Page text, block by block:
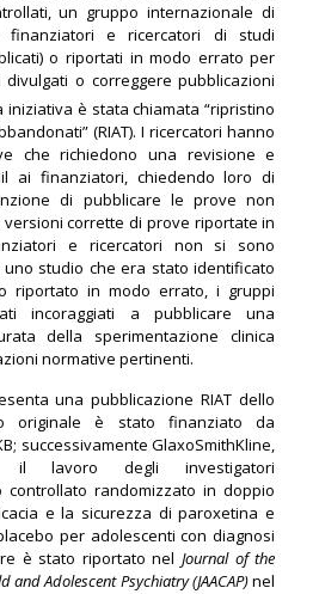
un gruppo internazionale di
finanziatori e ricercatori di studi
o riportati in modo errato per
o correggere pubblicazioni
iniziativa è stata chiamata “ripristino
(RIAT). I ricercatori hanno
che richiedono una revisione e
ai finanziatori, chiedendo loro di
di pubblicare le prove non
corrette di prove riportate in
e ricercatori non si sono
studio che era stato identificato
riportato in modo errato, i gruppi
incoraggiati a pubblicare una
della sperimentazione clinica
normative pertinenti.
una pubblicazione RIAT dello
originale è stato finanziato da
successivamente GlaxoSmithKline,
il lavoro degli investigatori
controllato randomizzato in doppio
e la sicurezza di paroxetina e
per adolescenti con diagnosi
è stato riportato nel Journal of the
and Adolescent Psychiatry (JAACAP)nel